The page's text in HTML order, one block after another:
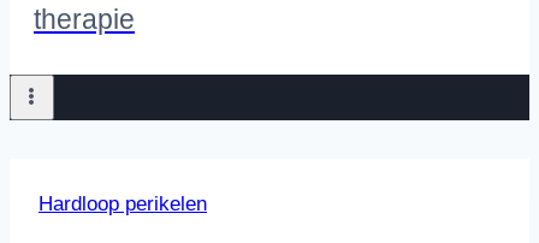
therapie
Hardloop perikelen